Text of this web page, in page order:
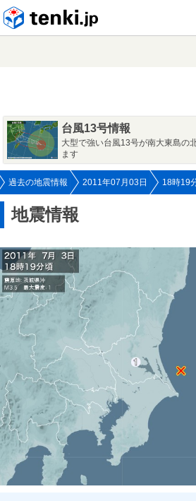
台風13号情報
大型で強い台風13号が南大東島の
ます
過去の地震情報 2011年07月03日 18時19
地震情報